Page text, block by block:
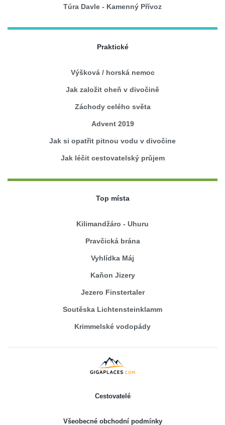
Túra Davle - Kamenný Přívoz
Praktické
Výšková / horská nemoc
Jak založit oheň v divočině
Záchody celého světa
Advent 2019
Jak si opatřit pitnou vodu v divočine
Jak léčit cestovatelský průjem
Top místa
Kilimandžáro - Uhuru
Pravčická brána
Vyhlídka Máj
Kaňon Jizery
Jezero Finstertaler
Soutěska Lichtensteinklamm
Krimmelské vodopády
Cestovatelé
Všeobecné obchodní podmínky